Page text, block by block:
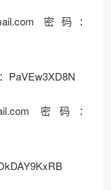
密码：
PaVEw3XD8N
密码：